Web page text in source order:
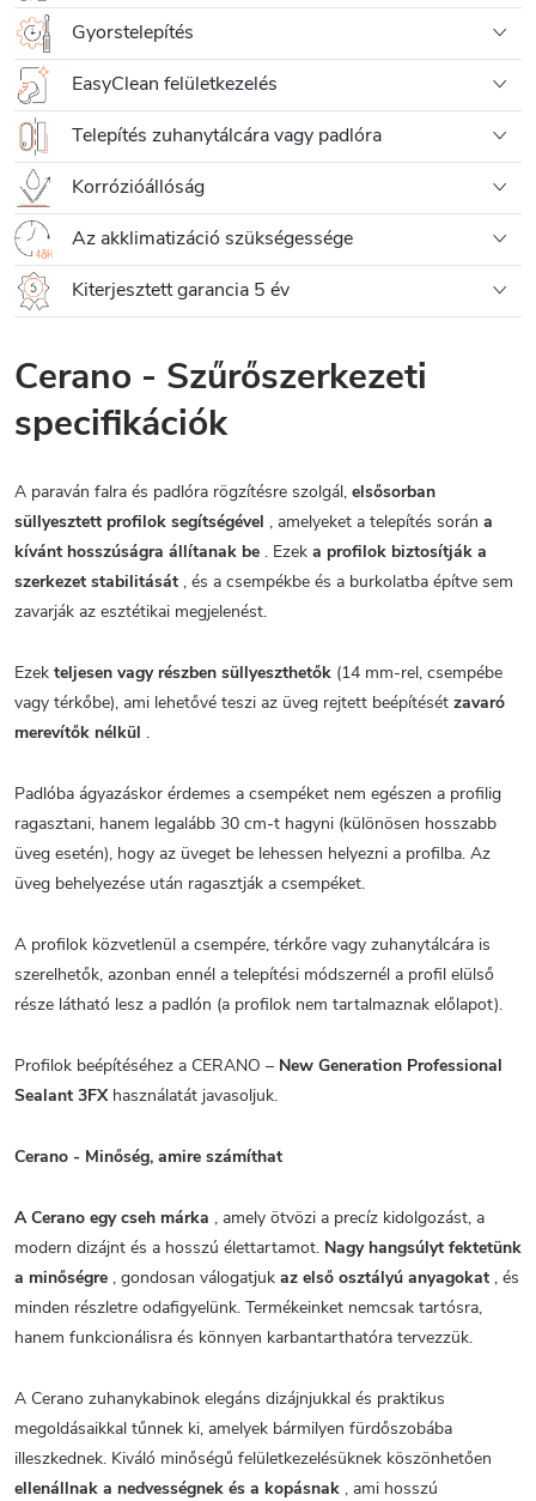
Gyorstelepítés
EasyClean felületkezelés
Telepítés zuhanytálcára vagy padlóra
Korrózióállóság
Az akklimatizáció szükségessége
Kiterjesztett garancia 5 év
Cerano - Szűrőszerkezeti
specifikációk
A paraván falra és padlóra rögzítésre szolgál, elsősorban
süllyesztett profilok segítségével , amelyeket a telepítés során a
kívánt hosszúságra állítanak be . Ezek a profilok biztosítják a
szerkezet stabilitását , és a csempékbe és a burkolatba építve sem
zavarják az esztétikai megjelenést.
Ezek teljesen vagy részben süllyeszthetők (14 mm-rel, csempébe
vagy térkőbe), ami lehetővé teszi az üveg rejtett beépítését zavaró
merevítők nélkül .
Padlóba ágyazáskor érdemes a csempéket nem egészen a profilig
ragasztani, hanem legalább 30 cm-t hagyni (különösen hosszabb
üveg esetén), hogy az üveget be lehessen helyezni a profilba. Az
üveg behelyezése után ragasztják a csempéket.
A profilok közvetlenül a csempére, térkőre vagy zuhanytálcára is
szerelhetők, azonban ennél a telepítési módszernél a profil elülső
része látható lesz a padlón (a profilok nem tartalmaznak előlapot).
Profilok beépítéséhez a CERANO – New Generation Professional
Sealant 3FXhasználatát javasoljuk.
Cerano - Minőség, amire számíthat
A Cerano egy cseh márka , amely ötvözi a precíz kidolgozást, a
modern dizájnt és a hosszú élettartamot. Nagy hangsúlyt fektetünk
a minőségre , gondosan válogatjuk az első osztályú anyagokat , és
minden részletre odafigyelünk. Termékeinket nemcsak tartósra,
hanem funkcionálisra és könnyen karbantarthatóra tervezzük.
A Cerano zuhanykabinok elegáns dizájnjukkal és praktikus
megoldásaikkal tűnnek ki, amelyek bármilyen fürdőszobába
illeszkednek. Kiváló minőségű felületkezelésüknek köszönhetően
ellenállnak a nedvességnek és a kopásnak , ami hosszú